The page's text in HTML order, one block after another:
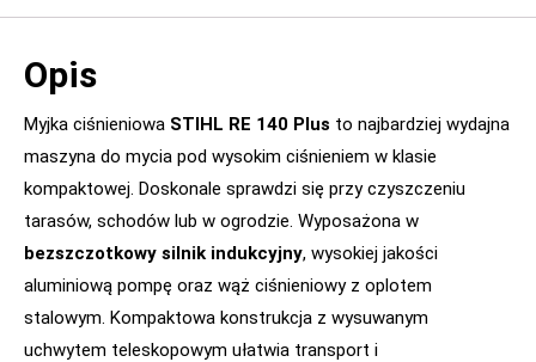
Opis
Myjka ciśnieniowa STIHL RE 140 Plus to najbardziej wydajna
maszyna do mycia pod wysokim ciśnieniem w klasie
kompaktowej. Doskonale sprawdzi się przy czyszczeniu
tarasów, schodów lub w ogrodzie. Wyposażona w
bezszczotkowy silnik indukcyjny, wysokiej jakości
aluminiową pompę oraz wąż ciśnieniowy z oplotem
stalowym. Kompaktowa konstrukcja z wysuwanym
uchwytem teleskopowym ułatwia transport i